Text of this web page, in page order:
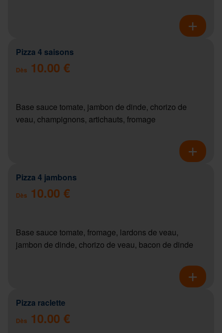
Pizza 4 saisons
Dès 10.00 €
Base sauce tomate, jambon de dinde, chorizo de
veau, champignons, artichauts, fromage
Pizza 4 jambons
Dès 10.00 €
Base sauce tomate, fromage, lardons de veau,
jambon de dinde, chorizo de veau, bacon de dinde
Pizza raclette
Dès 10.00 €